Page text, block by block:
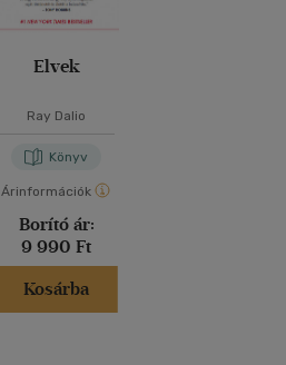
Elvek
Ray Dalio
Könyv
Árinformációk
Borító ár:
9 990 Ft
Kosárba